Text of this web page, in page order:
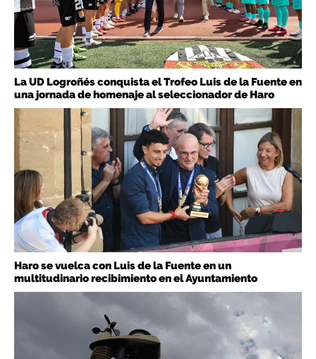
La UD Logroñés conquista el Trofeo Luis de la Fuente en
una jornada de homenaje al seleccionador de Haro
Haro se vuelca con Luis de la Fuente en un
multitudinario recibimiento en el Ayuntamiento